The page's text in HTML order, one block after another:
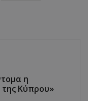
η
της Κύπρου»